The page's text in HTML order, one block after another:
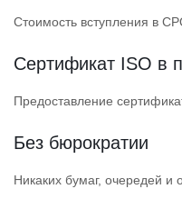
Стоимость вступления в
Сертификат ISO в
Предоставление
Без бюрократии
Никаких бумаг, очередей